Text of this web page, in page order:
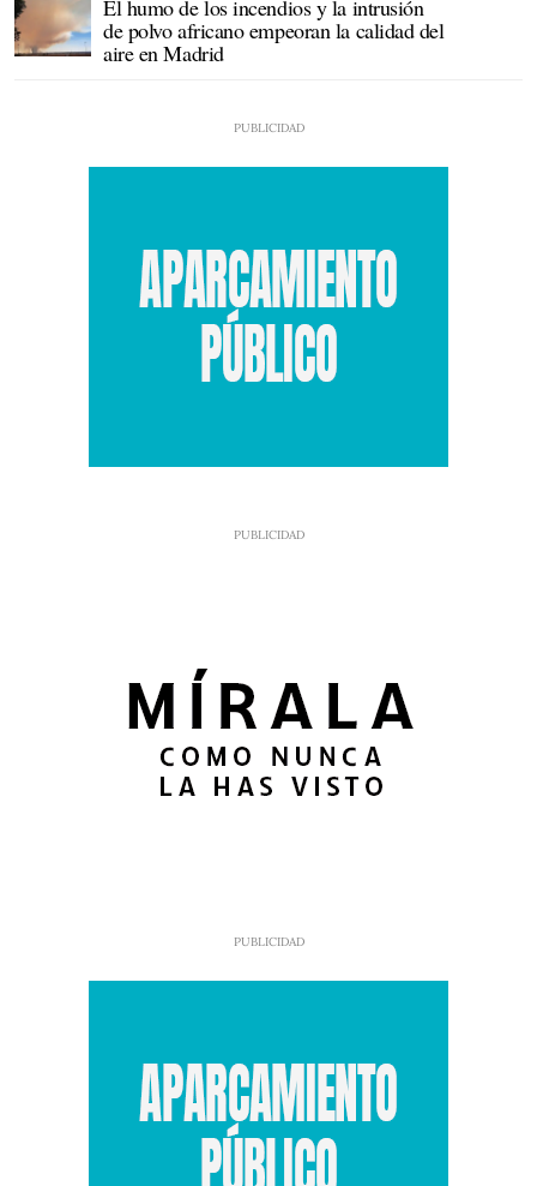
El humo de los incendios y la intrusión
de polvo africano empeoran la calidad del
aire en Madrid